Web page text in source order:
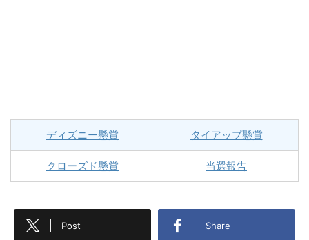
ディズニー懸賞 タイアップ懸賞
クローズド懸賞 当選報告
Post Share